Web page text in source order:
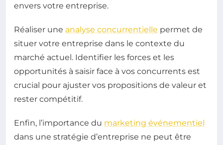
envers votre entreprise.
Réaliser une analyse concurrentielle permet de
situer votre entreprise dans le contexte du
marché actuel. Identifier les forces et les
opportunités à saisir face à vos concurrents est
crucial pour ajuster vos propositions de valeur et
rester compétitif.
Enfin, l’importance du marketing événementiel
dans une stratégie d’entreprise ne peut être